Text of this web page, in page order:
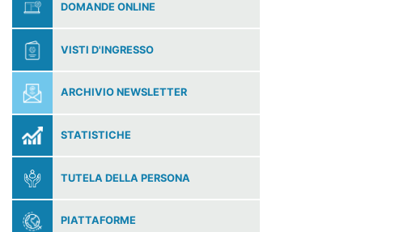
DOMANDE ONLINE
VISTI D'INGRESSO
ARCHIVIO NEWSLETTER
STATISTICHE
TUTELA DELLA PERSONA
PIATTAFORME